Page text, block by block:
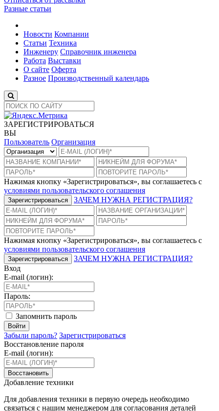
Разные статьи
Новости Компании
Статьи Техника
Инженеру Справочник инженера
Работа Выставки
О сайте Оферта
Разное Производственный календарь
ЗАРЕГИСТРИРОВАТЬСЯ
ВЫ
Пользователь Организация
Нажимая кнопку «Зарегистрироваться», вы соглашаетесь с
условиями пользовательского соглашения
Зарегистрироваться ЗАЧЕМ НУЖНА РЕГИСТРАЦИЯ?
Нажимая кнопку «Зарегистрироваться», вы соглашаетесь с
условиями пользовательского соглашения
Зарегистрироваться
ЗАЧЕМ НУЖНА РЕГИСТРАЦИЯ?
Вход
E-mail (логин):
Пароль:
Запомнить пароль
Войти
Забыли пароль? Зарегистрироваться
Восстановление пароля
E-mail (логин):
Восстановить
Добавление техники
Для добавления техники в первую очередь необходимо
связаться с нашим менеджером для согласования деталей